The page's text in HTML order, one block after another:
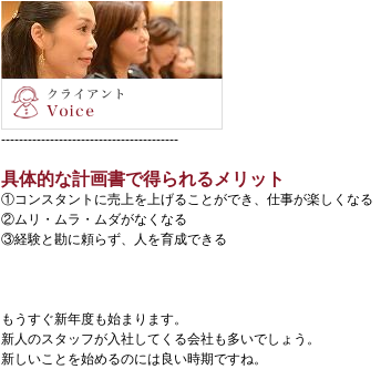
----------------------------------------
具体的な計画書で得られるメリット
①コンスタントに売上を上げることができ、仕事が楽しくなる
②ムリ・ムラ・ムダがなくなる
③経験と勘に頼らず、人を育成できる
もうすぐ新年度も始まります。
新人のスタッフが入社してくる会社も多いでしょう。
新しいことを始めるのには良い時期ですね。